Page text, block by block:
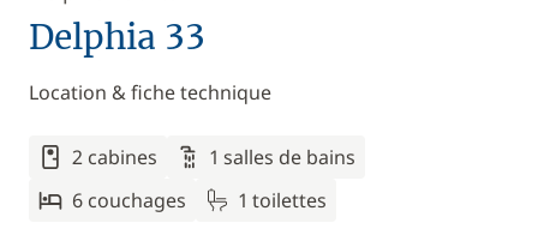
Delphia 33
Location & fiche technique
2 cabines
1 salles de bains
6 couchages
1 toilettes